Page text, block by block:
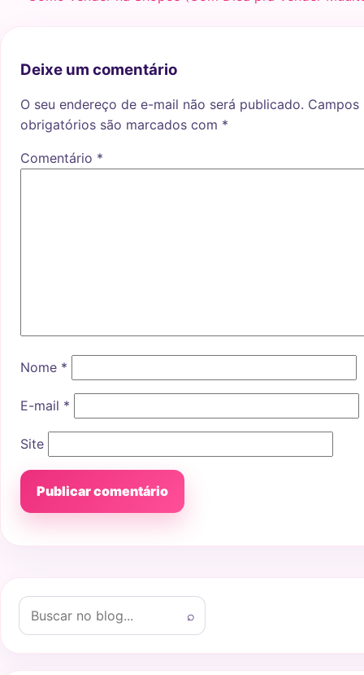
Deixe um comentário
O seu endereço de e-mail não será publicado. Campos
obrigatórios são marcados com *
Comentário *
Nome *
E-mail *
Site
Buscar por:
⌕